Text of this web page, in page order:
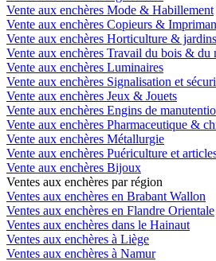
Vente aux enchères Mode & Habillement
Vente aux enchères Copieurs &
Vente aux enchères Horticulture & jardins
Vente aux enchères Travail du bois & du
Vente aux enchères Luminaires
Vente aux enchères Signalisation et
Vente aux enchères Jeux & Jouets
Vente aux enchères Engins de
Vente aux enchères Pharmaceutique &
Vente aux enchères Métallurgie
Vente aux enchères Puériculture et
Vente aux enchères Bijoux
Ventes aux enchères par région
Ventes aux enchères en Brabant Wallon
Ventes aux enchères en Flandre Orientale
Ventes aux enchères dans le Hainaut
Ventes aux enchères à Liège
Ventes aux enchères à Namur